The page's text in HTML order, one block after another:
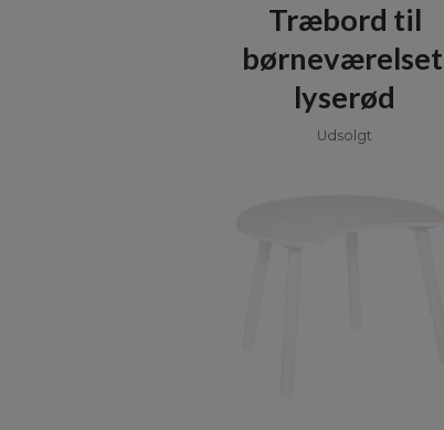
Træbord til
lyserød
Udsolgt